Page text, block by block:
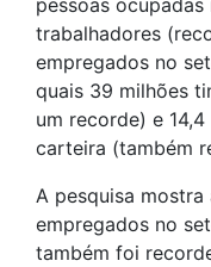
trabalhadores
empregados no
quais 39 milhões
um recorde) e
carteira (também
A pesquisa
empregados no
também foi